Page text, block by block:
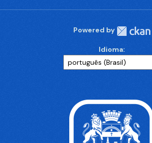
Powered by
Idioma